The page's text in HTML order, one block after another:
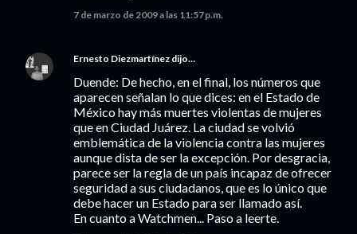
7 de marzo de 2009 a las 11:57 p.m.
Ernesto Diezmartínez dijo…
Duende: De hecho, en el final, los números que
aparecen señalan lo que dices: en el Estado de
México hay más muertes violentas de mujeres
que en Ciudad Juárez. La ciudad se volvió
emblemática de la violencia contra las mujeres
aunque dista de ser la excepción. Por desgracia,
parece ser la regla de un país incapaz de ofrecer
seguridad a sus ciudadanos, que es lo único que
debe hacer un Estado para ser llamado así.
En cuanto a Watchmen... Paso a leerte.